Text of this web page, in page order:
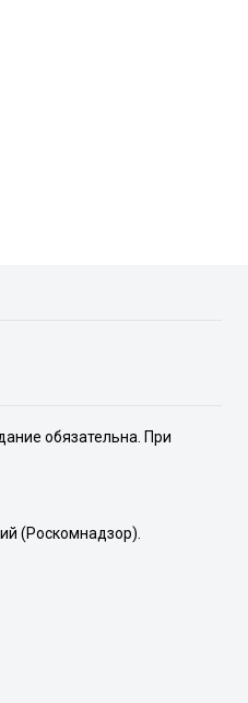
обязательна. При
(Роскомнадзор).